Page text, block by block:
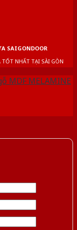
SAIGONDOOR
TỐT NHẤT TẠI SÀI GÒN
MDF MELAMINE